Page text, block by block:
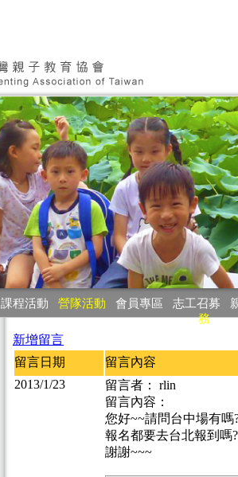
課程活動 營隊活動 會員專區 志工召募
務
新增留言
留言日期
留言內容
2013/1/23
留言者： rlin
留言內容：
您好~~請問台中場有嗎
報名都要去台北報到嗎?
謝謝~~~